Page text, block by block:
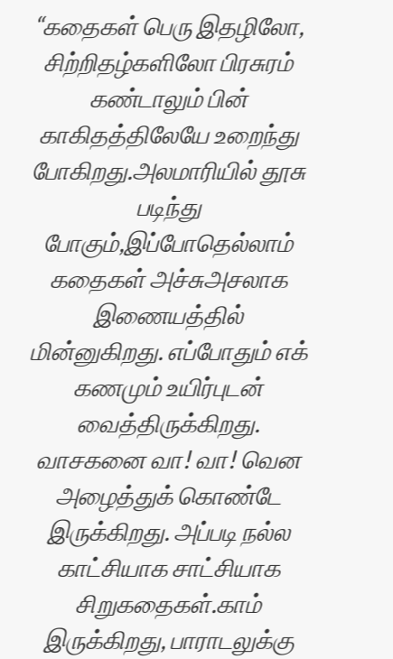
கதைகள் பெரு இதழிலோ,
சிற்றிதழ்களிலோ பிரசுரம்
கண்டாலும் பின்
காகிதத்திலேயே உறைந்து
போகிறது.அலமாரியில் தூசு
படிந்து
போகும்,இப்போதெல்லாம்
கதைகள் அச்சுஅசலாக
இணையத்தில்
மின்னுகிறது. எப்போதும் எக்
கணமும் உயிர்புடன்
வைத்திருக்கிறது.
வாசகனை வா! வா! வென
அழைத்துக் கொண்டே
இருக்கிறது. அப்படி நல்ல
காட்சியாக சாட்சியாக
சிறுகதைகள்.காம்
இருக்கிறது, பாராடலுக்கு